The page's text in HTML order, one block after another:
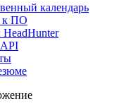
календарь
к ПО